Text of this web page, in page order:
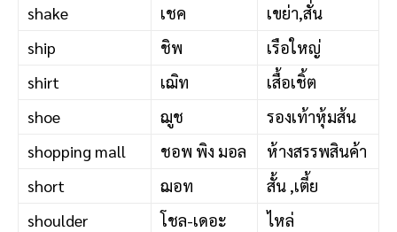
shake
เชค
เขย่า,สั่น
ship
ชิพ
เรือใหญ่
shirt
เฌิท
เสื้อเชิ้ต
shoe
ฌูช
รองเท้าหุ้มส้น
shopping mall
ชอพ พิง มอล
ห้างสรรพสินค้า
short
ฌอท
สั้น ,เตี้ย
shoulder
โชล-เดอะ
ไหล่